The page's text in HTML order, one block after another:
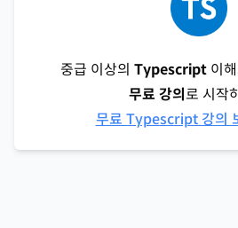
중급 이상의 Typescript 이
무료 강의로 시작
무료 Typescript 강의